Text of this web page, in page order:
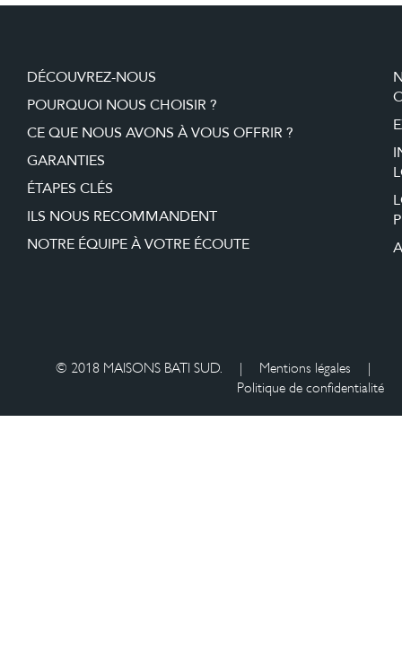
DÉCOUVREZ-NOUS
POURQUOI NOUS CHOISIR ?
CE QUE NOUS AVONS À VOUS OFFRIR ?
GARANTIES
ÉTAPES CLÉS
ILS NOUS RECOMMANDENT
NOTRE ÉQUIPE À VOTRE ÉCOUTE
© 2018 MAISONS BATI SUD. | Mentions légales
|
Politique de confidentialité